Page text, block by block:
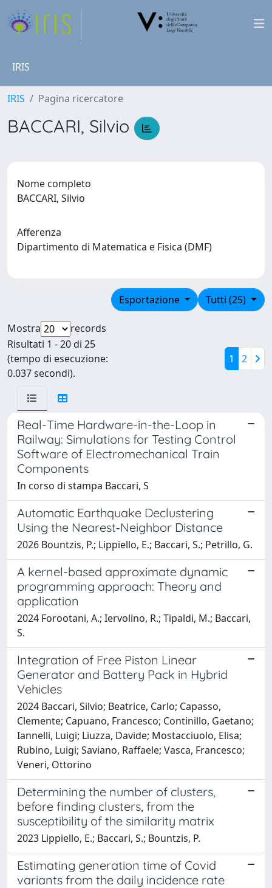
IRIS
IRIS Pagina ricercatore
BACCARI, Silvio
Nome completo
BACCARI, Silvio
Afferenza
Dipartimento di Matematica e Fisica (DMF)
Tutti (25)
Esportazione
Mostra
records
Risultati 1 - 20 di 25
(tempo di esecuzione:
0.037 secondi).
1 2
Real-Time Hardware-in-the-Loop in
Railway: Simulations for Testing Control
Software of Electromechanical Train
Components
In corso di stampa Baccari, S
Automatic Earthquake Declustering
Using the Nearest‐Neighbor Distance
2026 Bountzis, P.; Lippiello, E.; Baccari, S.; Petrillo, G.
A kernel-based approximate dynamic
programming approach: Theory and
application
2024 Forootani, A.; Iervolino, R.; Tipaldi, M.; Baccari,
S.
Integration of Free Piston Linear
Generator and Battery Pack in Hybrid
Vehicles
2024 Baccari, Silvio; Beatrice, Carlo; Capasso,
Clemente; Capuano, Francesco; Continillo, Gaetano;
Iannelli, Luigi; Liuzza, Davide; Mostacciuolo, Elisa;
Rubino, Luigi; Saviano, Raffaele; Vasca, Francesco;
Veneri, Ottorino
Determining the number of clusters,
before finding clusters, from the
susceptibility of the similarity matrix
2023 Lippiello, E.; Baccari, S.; Bountzis, P.
Estimating generation time of Covid
variants from the daily incidence rate